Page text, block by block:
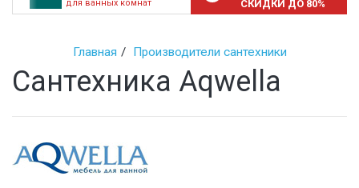
СКИДКИ ДО 80%
для ванных комнат
Главная Производители сантехники
Сантехника Aqwella